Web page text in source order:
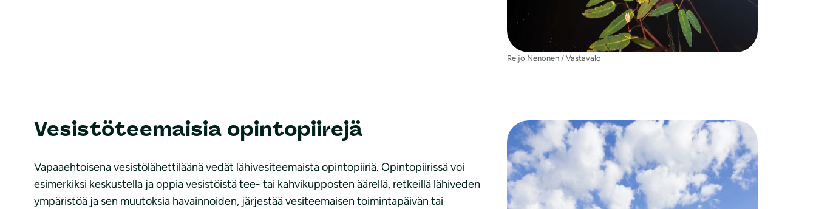
Reijo Nenonen / Vastavalo
Vesistöteemaisia opintopiirejä
Vapaaehtoisena vesistölähettiläänä vedät lähivesiteemaista opintopiiriä. Opintopiirissä voi
esimerkiksi keskustella ja oppia vesistöistä tee- tai kahvikupposten äärellä, retkeillä lähiveden
ympäristöä ja sen muutoksia havainnoiden, järjestää vesiteemaisen toimintapäivän tai